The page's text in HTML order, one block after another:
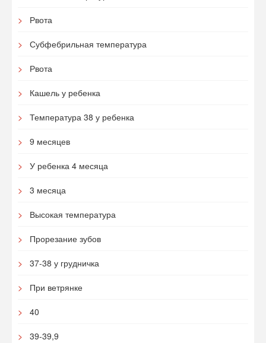
Рвота
Субфебрильная температура
Рвота
Кашель у ребенка
Температура 38 у ребенка
9 месяцев
У ребенка 4 месяца
3 месяца
Высокая температура
Прорезание зубов
37-38 у грудничка
При ветрянке
40
39-39,9